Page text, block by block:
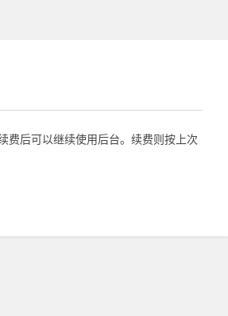
费后可以继续使用后台。续费则按上次